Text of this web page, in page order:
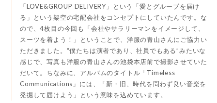
「LOVE&GROUP DELIVERY」という「愛とグルーブを届け
る」という架空の宅配会社をコンセプトにしていたんです。な
ので、4枚目の今回も「会社やサラリーマンをイメージして、
スーツを着よう！」ということで、洋服の青山さんにご協力い
ただきました。“僕たちは演者であり、社員でもある”みたいな
感じで、写真も洋服の青山さんの池袋本店前で撮影させていた
だいて。ちなみに、アルバムのタイトル「Timeless
Communications」には、「新・旧、時代を問わず良い音楽を
発掘して届けよう」という意味を込めています。